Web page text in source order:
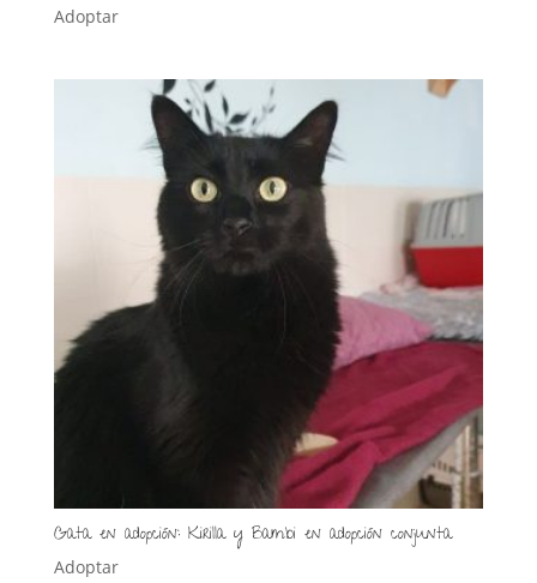
Adoptar
Gata en adopción: Kirilla y Bambi en adopción conjunta
Adoptar